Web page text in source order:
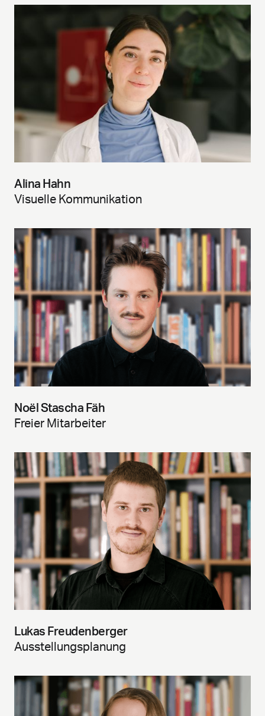
Alina Hahn
Visuelle Kommunikation
Noël Stascha Fäh
Freier Mitarbeiter
Lukas Freudenberger
Ausstellungsplanung